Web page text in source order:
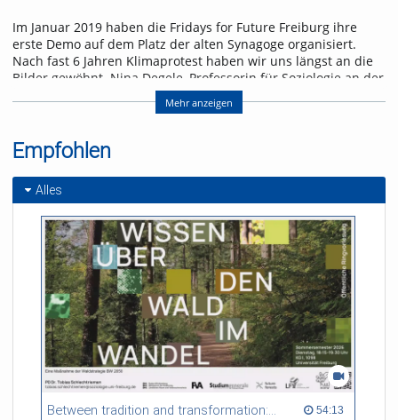
Im Januar 2019 haben die Fridays for Future Freiburg ihre
erste Demo auf dem Platz der alten Synagoge organisiert.
Nach fast 6 Jahren Klimaprotest haben wir uns längst an die
Bilder gewöhnt. Nina Degele, Professorin für Soziologie an der
Uni Freiburg, erklärt, warum Druck weiter notwendig ist. Staat,
Wirtschaft und Individuen müssen sich alle für Klimaschutz
Zukunft zu schaffen.
Referent/in:
Andreas Nagel
Mehr anzeigen
Empfohlen
Alles
Between tradition and transformation: how owners, advisers and institutions co-create knowledge for resilient forests in Europe 54:13
54:13 duration